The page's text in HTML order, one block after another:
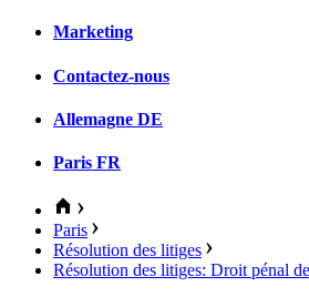
Marketing
Contactez-nous
Allemagne DE
Paris FR
Paris
Résolution des litiges
Résolution des litiges: Droit pénal